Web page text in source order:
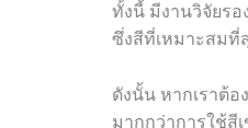
ทั้งนี้ มีงานวิจัยร
ซึ่งสีที่เหมาะสม
ดังนั้น หากเราต้
มากกว่าการใช้สี